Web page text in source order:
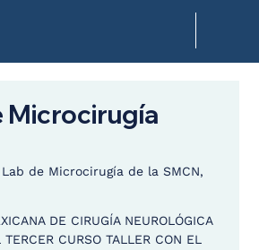
Microcirugía
Lab de Microcirugía de la SMCN,
DE CIRUGÍA NEUROLÓGICA
CURSO TALLER CON EL